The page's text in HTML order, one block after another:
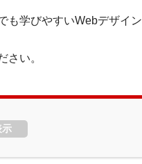
も学びやすいWebデザイ
さい。
示